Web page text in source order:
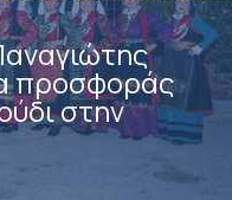
προσφοράς
στην